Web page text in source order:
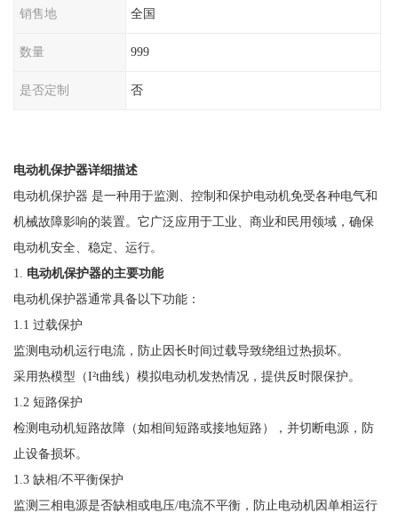
销售地 全国
数量 999
是否定制 否
电动机保护器详细描述
电动机保护器 是一种用于监测、控制和保护电动机免受各种电气和
机械故障影响的装置。它广泛应用于工业、商业和民用领域，确保
电动机安全、稳定、运行。
1. 电动机保护器的主要功能
电动机保护器通常具备以下功能：
1.1 过载保护
监测电动机运行电流，防止因长时间过载导致绕组过热损坏。
采用热模型（I²t曲线）模拟电动机发热情况，提供反时限保护。
1.2 短路保护
检测电动机短路故障（如相间短路或接地短路），并切断电源，防
止设备损坏。
1.3 缺相/不平衡保护
监测三相电源是否缺相或电压/电流不平衡，防止电动机因单相运行